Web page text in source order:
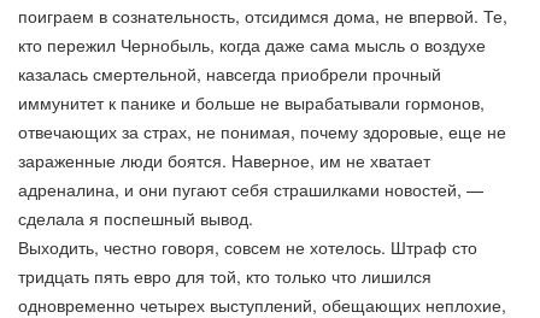
поиграем в сознательность, отсидимся дома, не впервой. Те,
кто пережил Чернобыль, когда даже сама мысль о воздухе
казалась смертельной, навсегда приобрели прочный
иммунитет к панике и больше не вырабатывали гормонов,
отвечающих за страх, не понимая, почему здоровые, еще не
зараженные люди боятся. Наверное, им не хватает
адреналина, и они пугают себя страшилками новостей, —
сделала я поспешный вывод.
Выходить, честно говоря, совсем не хотелось. Штраф сто
тридцать пять евро для той, кто только что лишился
одновременно четырех выступлений, обещающих неплохие,